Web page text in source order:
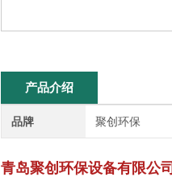
产品介绍
品牌 聚创环保
青岛聚创环保设备有限公司